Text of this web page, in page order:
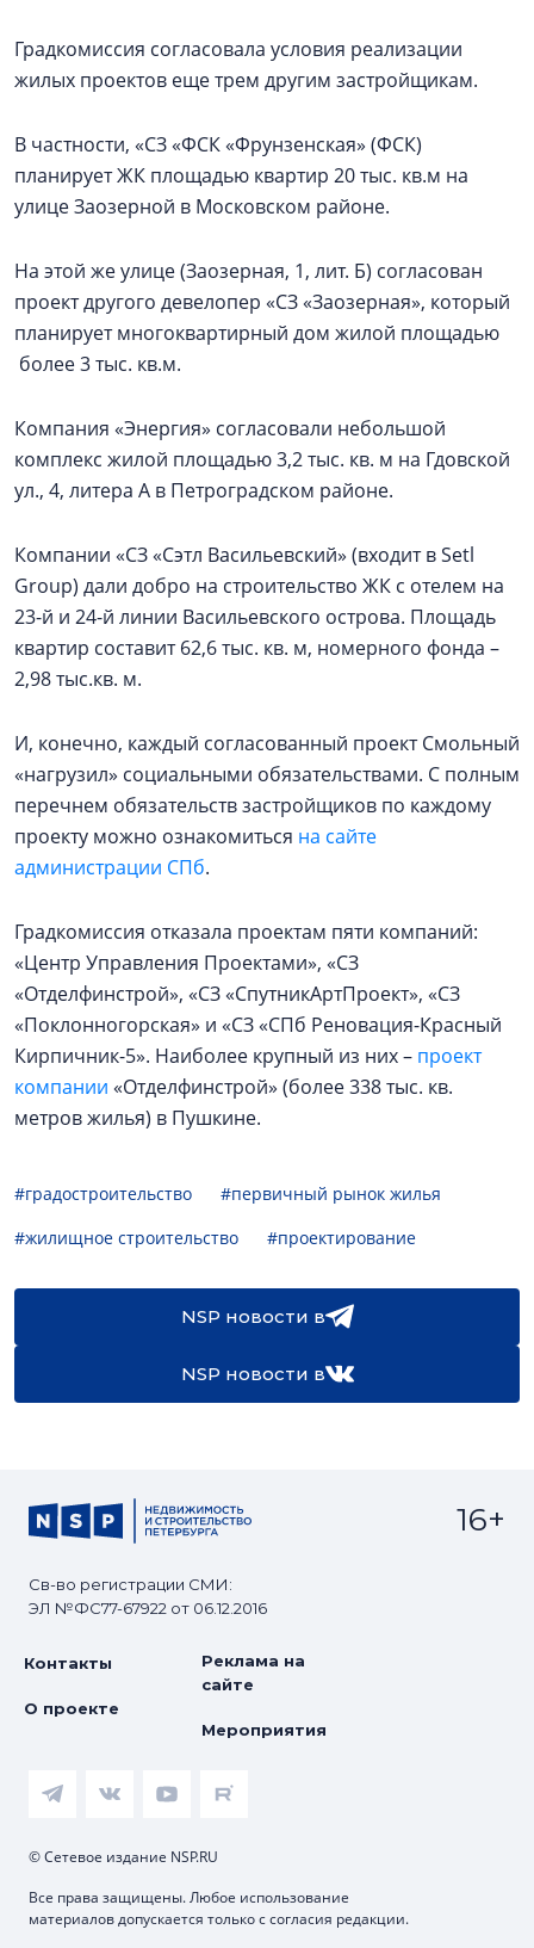
Градкомиссия согласовала условия реализации
жилых проектов еще трем другим застройщикам.
В частности, «СЗ «ФСК «Фрунзенская» (ФСК)
планирует ЖК площадью квартир 20 тыс. кв.м на
улице Заозерной в Московском районе.
На этой же улице (Заозерная, 1, лит. Б) согласован
проект другого девелопер «СЗ «Заозерная», который
планирует многоквартирный дом жилой площадью
более 3 тыс. кв.м.
Компания «Энергия» согласовали небольшой
комплекс жилой площадью 3,2 тыс. кв. м на Гдовской
ул., 4, литера А в Петроградском районе.
Компании «СЗ «Сэтл Васильевский» (входит в Setl
Group) дали добро на строительство ЖК с отелем на
23-й и 24-й линии Васильевского острова. Площадь
квартир составит 62,6 тыс. кв. м, номерного фонда –
2,98 тыс.кв. м.
И, конечно, каждый согласованный проект Смольный
«нагрузил» социальными обязательствами. С полным
перечнем обязательств застройщиков по каждому
проекту можно ознакомиться на сайте
администрации СПб.
Градкомиссия отказала проектам пяти компаний:
«Центр Управления Проектами», «СЗ
«Отделфинстрой», «СЗ «СпутникАртПроект», «СЗ
«Поклонногорская» и «СЗ «СПб Реновация-Красный
Кирпичник-5». Наиболее крупный из них – проект
компании «Отделфинстрой» (более 338 тыс. кв.
метров жилья) в Пушкине.
#градостроительство
#первичный рынок жилья
#жилищное строительство
#проектирование
NSP новости в
NSP новости в
Св-во регистрации СМИ:
ЭЛ №ФС77-67922 от 06.12.2016
16+
Контакты
О проекте
Реклама на
сайте
Мероприятия
© Сетевое издание NSP.RU
Все права защищены. Любое использование
материалов допускается только с согласия редакции.